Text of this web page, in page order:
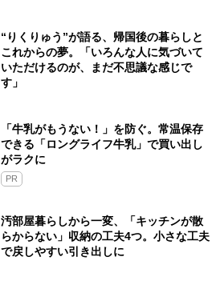
“りくりゅう”が語る、帰国後の暮らしと
これからの夢。「いろんな人に気づいて
いただけるのが、まだ不思議な感じで
す」
「牛乳がもうない！」を防ぐ。常温保存
できる「ロングライフ牛乳」で買い出し
がラクに
PR
汚部屋暮らしから一変、「キッチンが散
らからない」収納の工夫4つ。小さな工夫
で戻しやすい引き出しに